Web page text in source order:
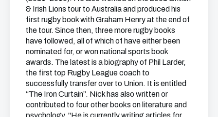
& Irish Lions tour to Australia and produced his
first rugby book with Graham Henry at the end of
the tour. Since then, three more rugby books
have followed, all of which of have either been
nominated for, or won national sports book
awards. The latest is a biography of Phil Larder,
the first top Rugby League coach to
successfully transfer over to Union. It is entitled
“The Iron Curtain”. Nick has also written or
contributed to four other books on literature and